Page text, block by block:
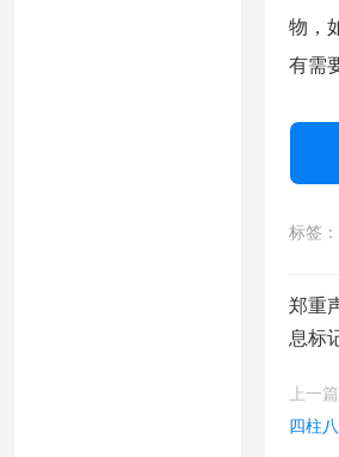
物，
有需
标签：
郑重
息标
上一篇
四柱